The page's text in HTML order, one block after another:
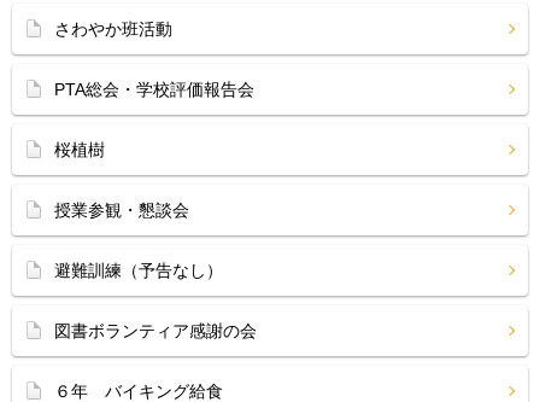
さわやか班活動
PTA総会・学校評価報告会
桜植樹
授業参観・懇談会
避難訓練（予告なし）
図書ボランティア感謝の会
６年 バイキング給食